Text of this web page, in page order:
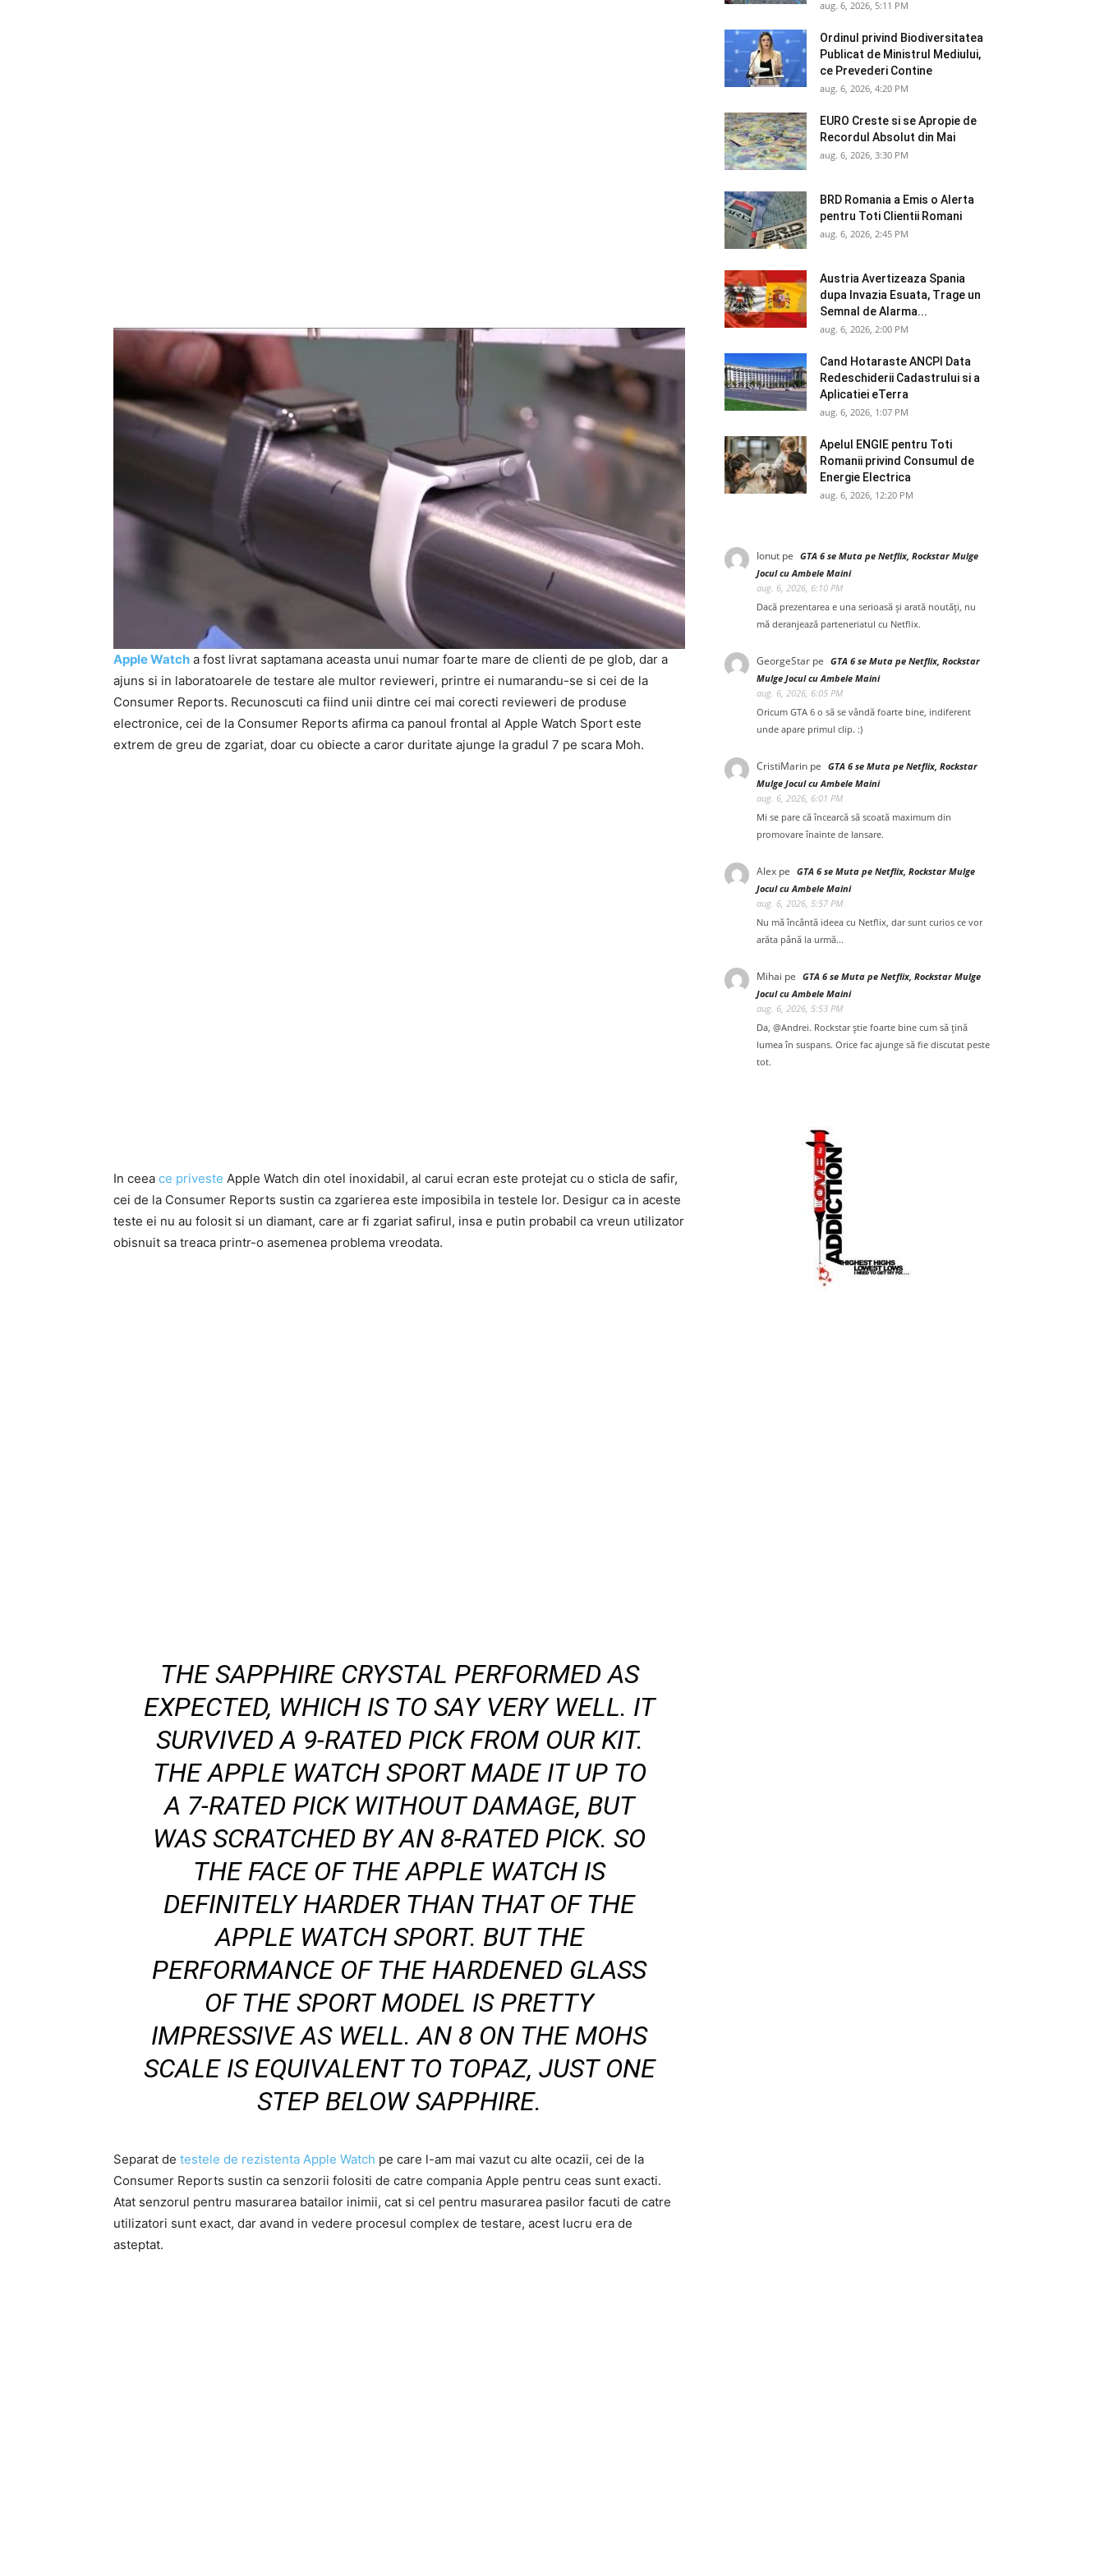
Apple Watch a fost livrat saptamana aceasta unui numar foarte mare de clienti de pe glob, dar a
ajuns si in laboratoarele de testare ale multor revieweri, printre ei numarandu-se si cei de la
Consumer Reports. Recunoscuti ca fiind unii dintre cei mai corecti revieweri de produse
electronice, cei de la Consumer Reports afirma ca panoul frontal al Apple Watch Sport este
extrem de greu de zgariat, doar cu obiecte a caror duritate ajunge la gradul 7 pe scara Moh.
In ceea ce priveste Apple Watch din otel inoxidabil, al carui ecran este protejat cu o sticla de safir,
cei de la Consumer Reports sustin ca zgarierea este imposibila in testele lor. Desigur ca in aceste
teste ei nu au folosit si un diamant, care ar fi zgariat safirul, insa e putin probabil ca vreun utilizator
obisnuit sa treaca printr-o asemenea problema vreodata.
THE SAPPHIRE CRYSTAL PERFORMED AS
EXPECTED, WHICH IS TO SAY VERY WELL. IT
SURVIVED A 9-RATED PICK FROM OUR KIT.
THE APPLE WATCH SPORT MADE IT UP TO
A 7-RATED PICK WITHOUT DAMAGE, BUT
WAS SCRATCHED BY AN 8-RATED PICK. SO
THE FACE OF THE APPLE WATCH IS
DEFINITELY HARDER THAN THAT OF THE
APPLE WATCH SPORT. BUT THE
PERFORMANCE OF THE HARDENED GLASS
OF THE SPORT MODEL IS PRETTY
IMPRESSIVE AS WELL. AN 8 ON THE MOHS
SCALE IS EQUIVALENT TO TOPAZ, JUST ONE
STEP BELOW SAPPHIRE.
Separat de testele de rezistenta Apple Watch pe care l-am mai vazut cu alte ocazii, cei de la
Consumer Reports sustin ca senzorii folositi de catre compania Apple pentru ceas sunt exacti.
Atat senzorul pentru masurarea batailor inimii, cat si cel pentru masurarea pasilor facuti de catre
utilizatori sunt exact, dar avand in vedere procesul complex de testare, acest lucru era de
asteptat.
aug. 6, 2026, 5:11 PM
Ordinul privind Biodiversitatea
Publicat de Ministrul Mediului,
ce Prevederi Contine
aug. 6, 2026, 4:20 PM
EURO Creste si se Apropie de
Recordul Absolut din Mai
aug. 6, 2026, 3:30 PM
BRD Romania a Emis o Alerta
pentru Toti Clientii Romani
aug. 6, 2026, 2:45 PM
Austria Avertizeaza Spania
dupa Invazia Esuata, Trage un
Semnal de Alarma...
aug. 6, 2026, 2:00 PM
Cand Hotaraste ANCPI Data
Redeschiderii Cadastrului si a
Aplicatiei eTerra
aug. 6, 2026, 1:07 PM
Apelul ENGIE pentru Toti
Romanii privind Consumul de
Energie Electrica
aug. 6, 2026, 12:20 PM
Ionut pe GTA 6 se Muta pe Netflix, Rockstar Mulge
Jocul cu Ambele Maini
aug. 6, 2026, 6:10 PM
Dacă prezentarea e una serioasă și arată noutăți, nu
mă deranjează parteneriatul cu Netflix.
GeorgeStar pe GTA 6 se Muta pe Netflix, Rockstar
Mulge Jocul cu Ambele Maini
aug. 6, 2026, 6:05 PM
Oricum GTA 6 o să se vândă foarte bine, indiferent
unde apare primul clip. :)
CristiMarin pe GTA 6 se Muta pe Netflix, Rockstar
Mulge Jocul cu Ambele Maini
aug. 6, 2026, 6:01 PM
Mi se pare că încearcă să scoată maximum din
promovare înainte de lansare.
Alex pe GTA 6 se Muta pe Netflix, Rockstar Mulge
Jocul cu Ambele Maini
aug. 6, 2026, 5:57 PM
Nu mă încântă ideea cu Netflix, dar sunt curios ce vor
arăta până la urmă...
Mihai pe GTA 6 se Muta pe Netflix, Rockstar Mulge
Jocul cu Ambele Maini
aug. 6, 2026, 5:53 PM
Da, @Andrei. Rockstar știe foarte bine cum să țină
lumea în suspans. Orice fac ajunge să fie discutat peste
tot.